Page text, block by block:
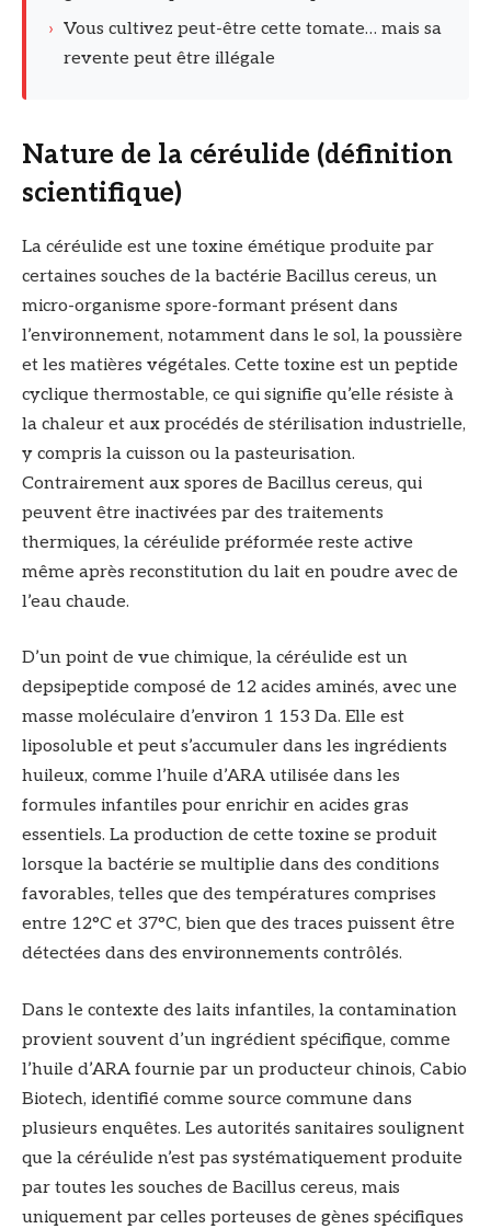
› Vous cultivez peut-être cette tomate… mais sa
revente peut être illégale
Nature de la céréulide (définition
scientifique)
La céréulide est une toxine émétique produite par
certaines souches de la bactérie Bacillus cereus, un
micro-organisme spore-formant présent dans
l’environnement, notamment dans le sol, la poussière
et les matières végétales. Cette toxine est un peptide
cyclique thermostable, ce qui signifie qu’elle résiste à
la chaleur et aux procédés de stérilisation industrielle,
y compris la cuisson ou la pasteurisation.
Contrairement aux spores de Bacillus cereus, qui
peuvent être inactivées par des traitements
thermiques, la céréulide préformée reste active
même après reconstitution du lait en poudre avec de
l’eau chaude.
D’un point de vue chimique, la céréulide est un
depsipeptide composé de 12 acides aminés, avec une
masse moléculaire d’environ 1 153 Da. Elle est
liposoluble et peut s’accumuler dans les ingrédients
huileux, comme l’huile d’ARA utilisée dans les
formules infantiles pour enrichir en acides gras
essentiels. La production de cette toxine se produit
lorsque la bactérie se multiplie dans des conditions
favorables, telles que des températures comprises
entre 12°C et 37°C, bien que des traces puissent être
détectées dans des environnements contrôlés.
Dans le contexte des laits infantiles, la contamination
provient souvent d’un ingrédient spécifique, comme
l’huile d’ARA fournie par un producteur chinois, Cabio
Biotech, identifié comme source commune dans
plusieurs enquêtes. Les autorités sanitaires soulignent
que la céréulide n’est pas systématiquement produite
par toutes les souches de Bacillus cereus, mais
uniquement par celles porteuses de gènes spécifiques